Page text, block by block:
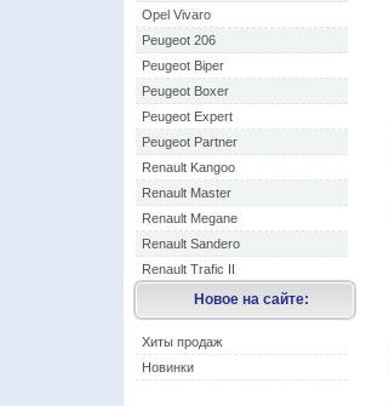
Opel Vivaro
Peugeot 206
Peugeot Biper
Peugeot Boxer
Peugeot Expert
Peugeot Partner
Renault Kangoo
Renault Master
Renault Megane
Renault Sandero
Renault Trafic II
Новое на сайте:
Хиты продаж
Новинки